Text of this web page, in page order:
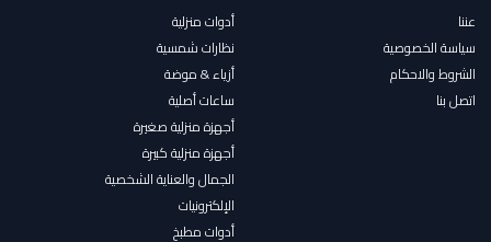
عننا
سياسة الخصوصية
الشروط والاحكام
اتصل بنا
أدوات منزلية
نظارات شمسية
أزياء & موضة
ساعات أصلية
أجهزة منزلية صغيرة
أجهزة منزلية كبيرة
الجمال والعناية الشخصية
الإلكترونيات
أدوات مطبخ